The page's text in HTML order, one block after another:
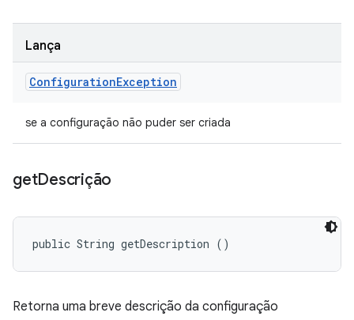
Lança
ConfigurationException
se a configuração não puder ser criada
getDescrição
public String getDescription ()
Retorna uma breve descrição da configuração